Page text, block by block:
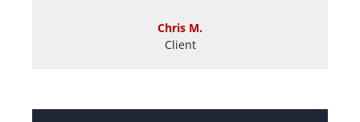
Chris M.
Client